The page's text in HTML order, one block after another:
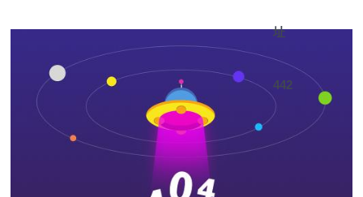
址
442